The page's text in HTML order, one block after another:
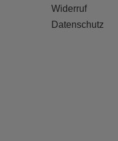
Widerruf
Datenschutz